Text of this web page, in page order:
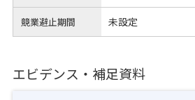
競業避止期間 未設定
エビデンス・補足資料